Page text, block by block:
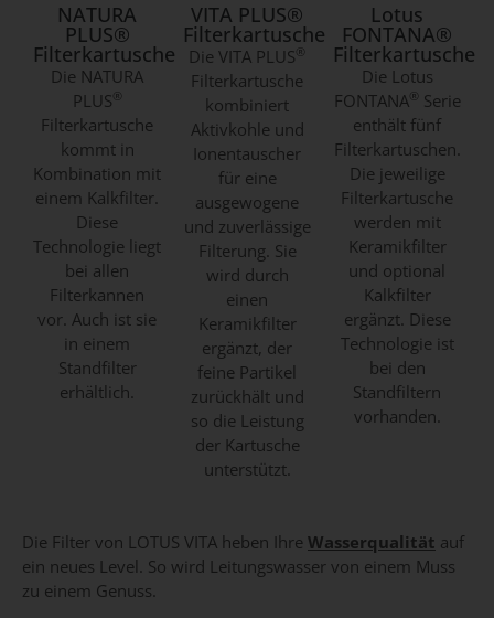
NATURA
PLUS®
Filterkartusche
Die NATURA
PLUS ®
Filterkartusche
kommt in
Kombination mit
einem Kalkfilter.
Diese
Technologie liegt
bei allen
Filterkannen
vor. Auch ist sie
in einem
Standfilter
erhältlich.
VITA PLUS®
Filterkartusche
Die VITA PLUS ®
Filterkartusche
kombiniert
Aktivkohle und
Ionentauscher
für eine
ausgewogene
und zuverlässige
Filterung. Sie
wird durch
einen
Keramikfilter
ergänzt, der
feine Partikel
zurückhält und
so die Leistung
der Kartusche
unterstützt.
Lotus
FONTANA®
Filterkartusche
Die Lotus
FONTANA ® Serie
enthält fünf
Filterkartuschen.
Die jeweilige
Filterkartusche
werden mit
Keramikfilter
und optional
Kalkfilter
ergänzt. Diese
Technologie ist
bei den
Standfiltern
vorhanden.
Die Filter von LOTUS VITA heben Ihre Wasserqualität auf
ein neues Level. So wird Leitungswasser von einem Muss
zu einem Genuss.